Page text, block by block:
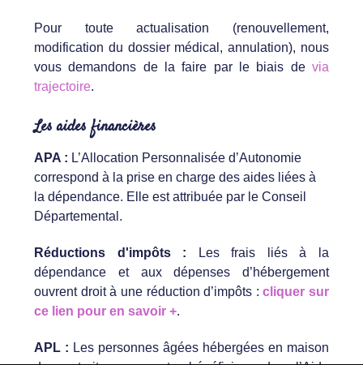
Pour toute actualisation (renouvellement,
modification du dossier médical, annulation), nous
vous demandons de la faire par le biais de via
trajectoire.
Les aides financières
APA : L’Allocation Personnalisée d’Autonomie
correspond à la prise en charge des aides liées à
la dépendance. Elle est attribuée par le Conseil
Départemental.
Réductions d'impôts : Les frais liés à la
dépendance et aux dépenses d’hébergement
ouvrent droit à une réduction d’impôts :cliquer sur
ce lien pour en savoir +.
APL : Les personnes âgées hébergées en maison